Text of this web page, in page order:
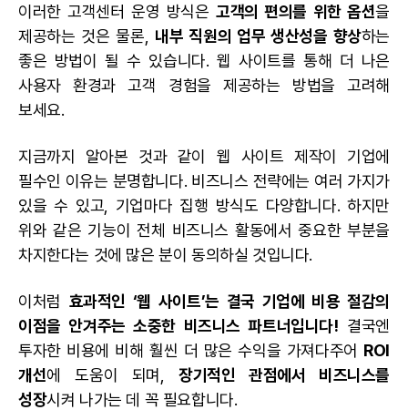
이러한 고객센터 운영 방식은고객의 편의를 위한 옵션을
제공하는 것은 물론, 내부 직원의 업무 생산성을 향상하는
좋은 방법이 될 수 있습니다. 웹 사이트를 통해 더 나은
사용자 환경과 고객 경험을 제공하는 방법을 고려해
보세요.
지금까지 알아본 것과 같이 웹 사이트 제작이 기업에
필수인 이유는 분명합니다. 비즈니스 전략에는 여러 가지가
있을 수 있고, 기업마다 집행 방식도 다양합니다. 하지만
위와 같은 기능이 전체 비즈니스 활동에서 중요한 부분을
차지한다는 것에 많은 분이 동의하실 것입니다.
이처럼 효과적인 ‘웹 사이트’는 결국 기업에 비용 절감의
이점을 안겨주는 소중한 비즈니스 파트너입니다! 결국엔
투자한 비용에 비해 훨씬 더 많은 수익을 가져다주어 ROI
개선에 도움이 되며,장기적인 관점에서 비즈니스를
성장시켜 나가는 데 꼭 필요합니다.